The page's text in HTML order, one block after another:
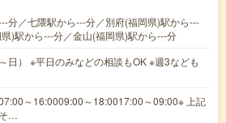
分／七隈駅から---分／別府(福岡県)駅から---
)駅から---分／金山(福岡県)駅から---分
日） ※平日のみなどの相談もOK ※週3なども
07:00～16:0009:00～18:0017:00～09:00※ 上記
…